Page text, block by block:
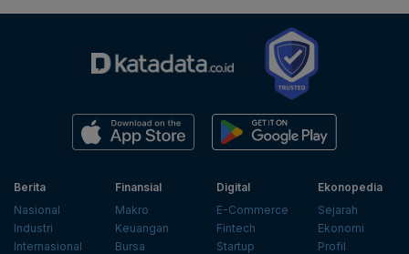
Berita
Nasional
Industri
Internasional
Finansial
Makro
Keuangan
Bursa
Digital
E-Commerce
Fintech
Startup
Ekonopedia
Sejarah
Ekonomi
Profil